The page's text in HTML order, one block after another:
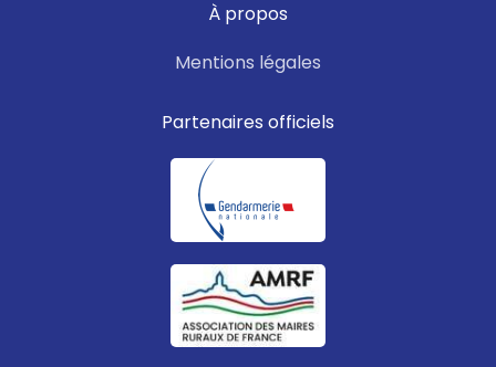
À propos
Mentions légales
Partenaires officiels